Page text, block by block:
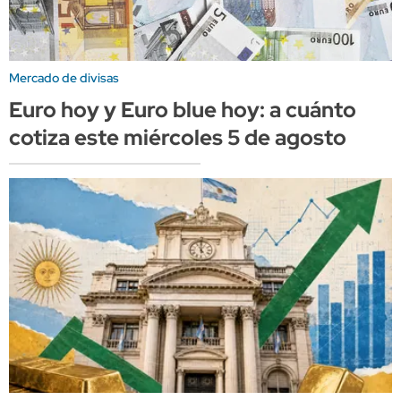
Mercado de divisas
Euro hoy y Euro blue hoy: a cuánto
cotiza este miércoles 5 de agosto